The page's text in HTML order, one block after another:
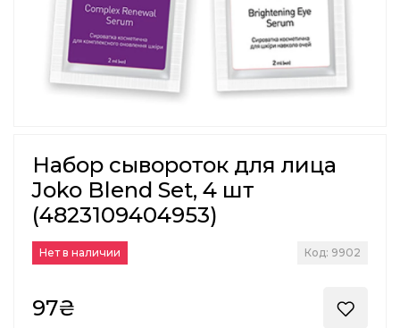
Набор сывороток для лица
Joko Blend Set, 4 шт
(4823109404953)
Нет в наличии Код: 9902
97₴